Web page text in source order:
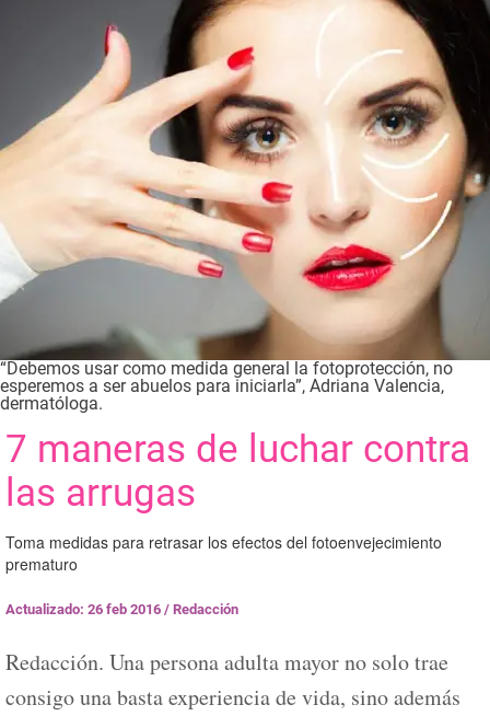
“Debemos usar como medida general la fotoprotección, no
esperemos a ser abuelos para iniciarla”, Adriana Valencia,
dermatóloga.
7 maneras de luchar contra
las arrugas
Toma medidas para retrasar los efectos del fotoenvejecimiento
prematuro
Actualizado: 26 feb 2016 / Redacción
Redacción. Una persona adulta mayor no solo trae
consigo una basta experiencia de vida, sino además